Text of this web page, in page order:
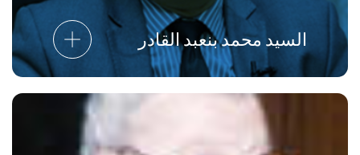
السيد محمد بنعبد القادر